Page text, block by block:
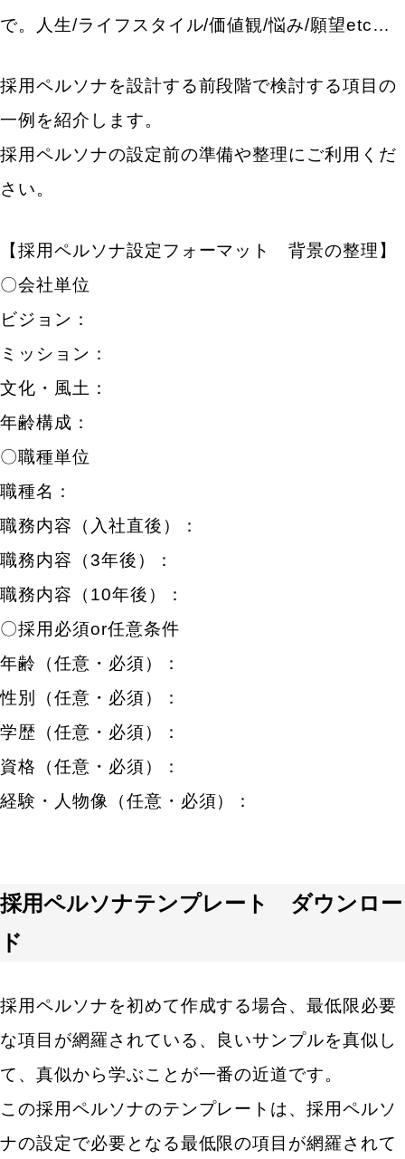
で。人生/ライフスタイル/価値観/悩み/願望etc…
採用ペルソナを設計する前段階で検討する項目の
一例を紹介します。
採用ペルソナの設定前の準備や整理にご利用くだ
さい。
【採用ペルソナ設定フォーマット 背景の整理】
〇会社単位
ビジョン：
ミッション：
文化・風土：
年齢構成：
〇職種単位
職種名：
職務内容（入社直後）：
職務内容（3年後）：
職務内容（10年後）：
〇採用必須or任意条件
年齢（任意・必須）：
性別（任意・必須）：
学歴（任意・必須）：
資格（任意・必須）：
経験・人物像（任意・必須）：
採用ペルソナテンプレート ダウンロー
ド
採用ペルソナを初めて作成する場合、最低限必要
な項目が網羅されている、良いサンプルを真似し
て、真似から学ぶことが一番の近道です。
この採用ペルソナのテンプレートは、採用ペルソ
ナの設定で必要となる最低限の項目が網羅されて